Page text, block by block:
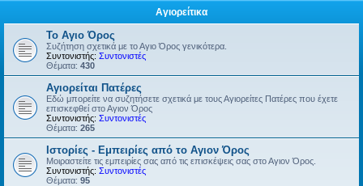
Αγιορείτικα
Το Αγιο Όρος
Συζήτηση σχετικά με το Αγιο Όρος γενικότερα.
Συντονιστής: Συντονιστές
Θέματα: 430
Αγιορείται Πατέρες
Εδώ μπορείτε να συζητήσετε σχετικά με τους Αγιορείτες Πατέρες που έχετε
επισκεφθεί στο Αγιον Όρος
Συντονιστής: Συντονιστές
Θέματα: 265
Ιστορίες - Εμπειρίες από το Αγιον Όρος
Μοιραστείτε τις εμπειρίες σας από τις επισκέψεις σας στο Αγιον Όρος.
Συντονιστής: Συντονιστές
Θέματα: 95